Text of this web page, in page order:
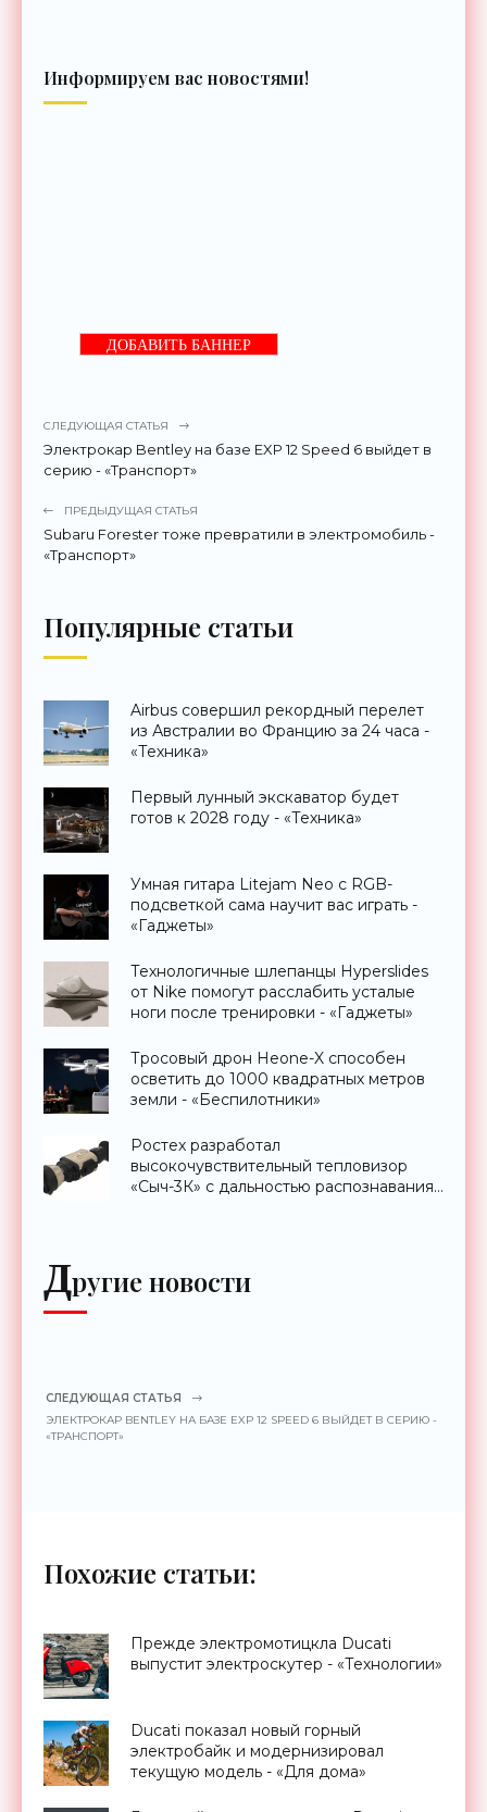
Информируем вас новостями!
ДОБАВИТЬ БАННЕР
СЛЕДУЮЩАЯ СТАТЬЯ
Электрокар Bentley на базе EXP 12 Speed 6 выйдет в
серию - «Транспорт»
ПРЕДЫДУЩАЯ СТАТЬЯ
Subaru Forester тоже превратили в электромобиль -
«Транспорт»
Популярные статьи
Airbus совершил рекордный перелет
из Австралии во Францию за 24 часа -
«Техника»
Первый лунный экскаватор будет
готов к 2028 году - «Техника»
Умная гитара Litejam Neo с RGB-
подсветкой сама научит вас играть -
«Гаджеты»
Технологичные шлепанцы Hyperslides
от Nike помогут расслабить усталые
ноги после тренировки - «Гаджеты»
Тросовый дрон Heone-X способен
осветить до 1000 квадратных метров
земли - «Беспилотники»
Ростех разработал
высокочувствительный тепловизор
«Сыч-3К» с дальностью распознавания
Другие новости
СЛЕДУЮЩАЯ СТАТЬЯ
ЭЛЕКТРОКАР BENTLEY НА БАЗЕ EXP 12 SPEED 6 ВЫЙДЕТ В СЕРИЮ -
«ТРАНСПОРТ»
Похожие статьи:
Прежде электромотицкла Ducati
выпустит электроскутер - «Технологии»
Ducati показал новый горный
электробайк и модернизировал
текущую модель - «Для дома»